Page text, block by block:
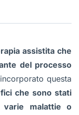
assistita che
del processo
questa
che sono stati
malattie o